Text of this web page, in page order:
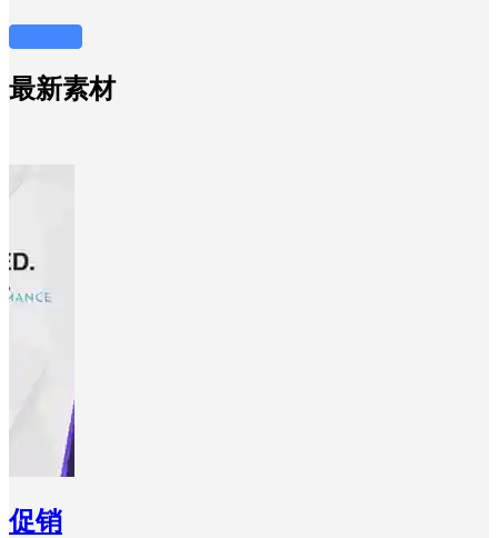
最新素材
促销